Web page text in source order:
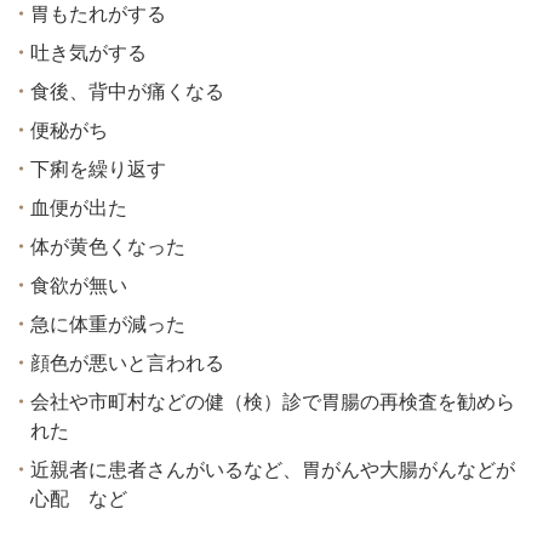
胃もたれがする
吐き気がする
食後、背中が痛くなる
便秘がち
下痢を繰り返す
血便が出た
体が黄色くなった
食欲が無い
急に体重が減った
顔色が悪いと言われる
会社や市町村などの健（検）診で胃腸の再検査を勧めら
れた
近親者に患者さんがいるなど、胃がんや大腸がんなどが
心配 など